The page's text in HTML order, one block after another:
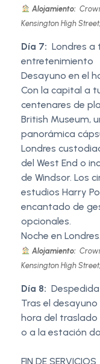
Alojamiento:
Kensington High
Día 7: Londres a
entretenimiento
Desayuno en el
Con la capital a
centenares de
British Museum,
panorámica
Londres
del West End o
de Windsor. Los
estudios Harry
encantado de
opcionales.
Noche en Londres.
Alojamiento:
Kensington High
Día 8:
Tras el
hora del
o a la estación
FIN DE SERVICIOS